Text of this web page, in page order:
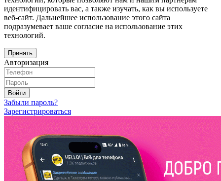
идентифицировать вас, а также изучать, как вы используете
веб-сайт. Дальнейшее использование этого сайта
подразумевает ваше согласие на использование этих
технологий.
Принять
Авторизация
Войти
Забыли пароль?
Зарегистрироваться